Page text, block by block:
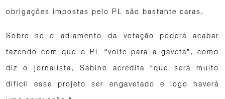
obrigações impostas pelo PL são bastante caras.
Sobre se o adiamento da votação poderá acabar
fazendo com que o PL “volte para a gaveta”, como
diz o jornalista, Sabino acredita “que será muito
difícil esse projeto ser engavetado e logo haverá